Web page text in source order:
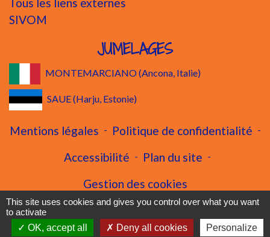
SIVOM
JUMELAGES
MONTEMARCIANO (Ancona, Italie)
SAUE (Harju, Estonie)
Mentions légales - Politique de confidentialité -
Accessibilité - Plan du site -
Gestion des cookies
Site créé en partenariat avec Réseau des Communes
This site uses cookies and gives you control over what you want
to activate
OK, accept all
Deny all cookies Personalize